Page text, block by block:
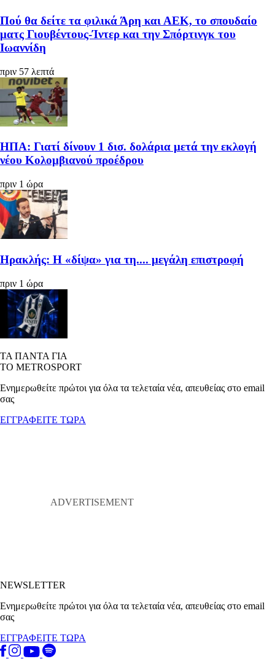
Πού θα δείτε τα φιλικά Άρη και ΑΕΚ, το σπουδαίο
ματς Γιουβέντους-Ίντερ και την Σπόρτινγκ του
Ιωαννίδη
πριν 57 λεπτά
ΗΠΑ: Γιατί δίνουν 1 δισ. δολάρια μετά την εκλογή
νέου Κολομβιανού προέδρου
πριν 1 ώρα
Ηρακλής: Η «δίψα» για τη.... μεγάλη επιστροφή
πριν 1 ώρα
ΤΑ ΠΑΝΤΑ ΓΙΑ
ΤΟ METROSPORT
Ενημερωθείτε πρώτοι για όλα τα τελεταία νέα, απευθείας στο email
σας
ΕΓΓΡΑΦΕΙΤΕ ΤΩΡΑ
NEWSLETTER
Ενημερωθείτε πρώτοι για όλα τα τελεταία νέα, απευθείας στο email
σας
ΕΓΓΡΑΦΕΙΤΕ ΤΩΡΑ